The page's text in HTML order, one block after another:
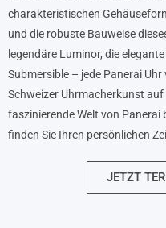
charakteristischen
und die robuste Bauweise
legendäre Luminor, die
Submersible – jede Panerai
Schweizer Uhrmacherkunst
faszinierende Welt von Panerai
finden Sie Ihren persönlichen
JETZT